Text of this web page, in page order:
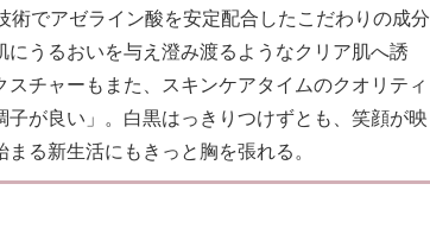
でアゼライン酸を安定配合したこだわりの成分
うるおいを与え澄み渡るようなクリア肌へ誘
チャーもまた、スキンケアタイムのクオリティ
が良い」。白黒はっきりつけずとも、笑顔が映
る新生活にもきっと胸を張れる。